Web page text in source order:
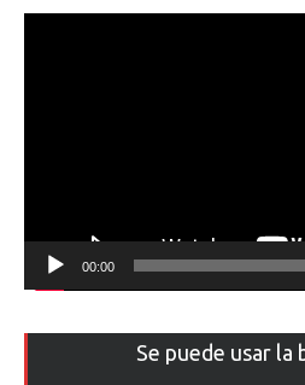
00:00
Se puede usar la